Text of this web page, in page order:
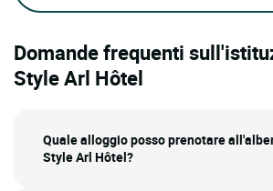
Domande frequenti
Style Arl Hôtel
Quale alloggio posso prenotare
Style Arl Hôtel?